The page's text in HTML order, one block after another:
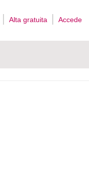
Alta gratuita Accede